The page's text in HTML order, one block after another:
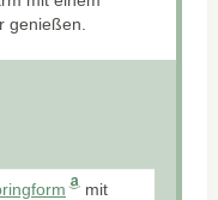
genießen.
mit